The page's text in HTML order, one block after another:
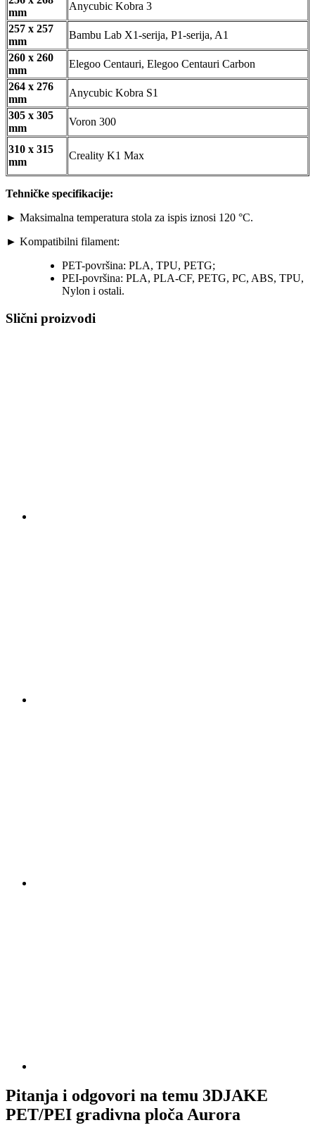
mm
Anycubic Kobra 3
257 x 257
mm
Bambu Lab X1-serija, P1-serija, A1
260 x 260
mm
Elegoo Centauri, Elegoo Centauri Carbon
264 x 276
mm
Anycubic Kobra S1
305 x 305
mm
Voron 300
310 x 315
mm
Creality K1 Max
Tehničke specifikacije:
► Maksimalna temperatura stola za ispis iznosi 120 °C.
► Kompatibilni filament:
PET-površina: PLA, TPU, PETG;
PEI-površina: PLA, PLA-CF, PETG, PC, ABS, TPU,
Nylon i ostali.
Slični proizvodi
Pitanja i odgovori na temu 3DJAKE
PET/PEI gradivna ploča Aurora